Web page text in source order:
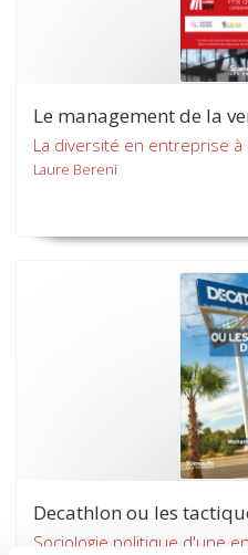
Le management de la
La diversité en entreprise à
Laure Bereni
Decathlon ou les
Sociologie politique d'une